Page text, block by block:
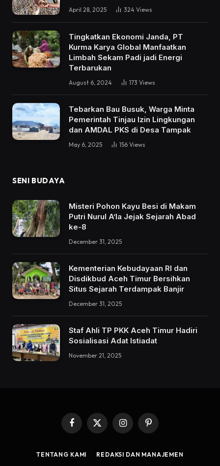
April 28, 2025 324 Views
Tingkatkan Ekonomi Janda, PT
Kurma Karya Global Manfaatkan
Limbah Sekam Padi jadi Energi
Terbarukan
August 6, 2024 173 Views
Tebarkan Bau Busuk, Warga Minta
Pemerintah Tinjau Izin Lingkungan
dan AMDAL PKS di Desa Tampak
May 6, 2025 156 Views
SENI BUDAYA
Misteri Pohon Kayu Besi di Makam
Putri Nurul A’la Jejak Sejarah Abad
ke-8
December 31, 2025
Kementerian Kebudayaan RI dan
Disdikbud Aceh Timur Bersihkan
Situs Sejarah Terdampak Banjir
December 31, 2025
Staf Ahli TP PKK Aceh Timur Hadiri
Sosialisasi Adat Istiadat
November 21, 2025
Facebook
X
(Twitter)
InstagramPinterest
TENTANG KAMI REDAKSI DAN MANAJEMEN